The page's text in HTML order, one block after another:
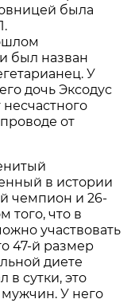
была
был назван
У
дочь Эксодус
от
в истории
чемпион и 26-
того, что в
участвовать
47-й размер
диете
в сутки, это
У него